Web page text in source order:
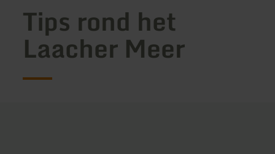
Tips rond het
Laacher Meer